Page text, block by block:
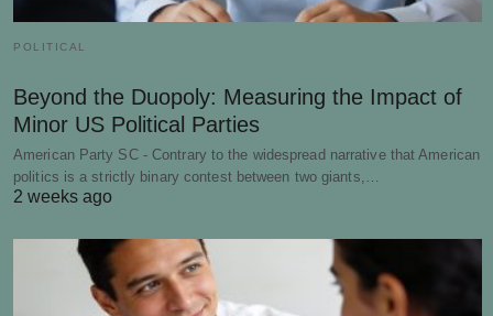
POLITICAL
Beyond the Duopoly: Measuring the Impact of
Minor US Political Parties
American Party SC - Contrary to the widespread narrative that American
politics is a strictly binary contest between two giants,…
2 weeks ago